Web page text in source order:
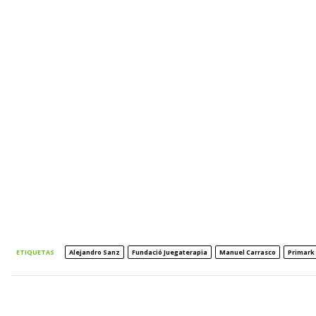
ETIQUETAS Alejandro Sanz Fundació Juegaterapia Manuel Carrasco Primark